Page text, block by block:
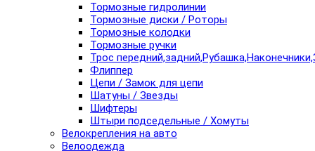
Тормозные гидролинии
Тормозные диски / Роторы
Тормозные колодки
Тормозные ручки
Трос
Флиппер
Цепи / Замок для цепи
Шатуны / Звезды
Шифтеры
Штыри подседельные / Хомуты
Велокрепления на авто
Велоодежда